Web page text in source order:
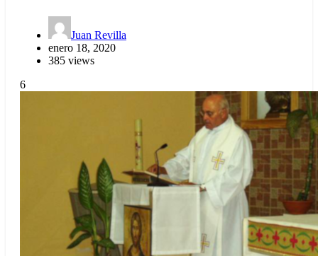
Juan Revilla
enero 18, 2020
385 views
6